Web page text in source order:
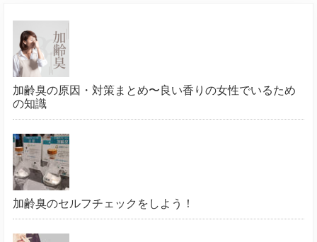
加齢臭の原因・対策まとめ〜良い香りの女性でいるため
の知識
加齢臭のセルフチェックをしよう！